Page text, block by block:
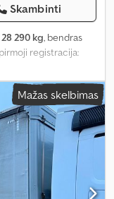
Skambinti
28 290 kg, bendras
registracija:
Mažas skelbimas